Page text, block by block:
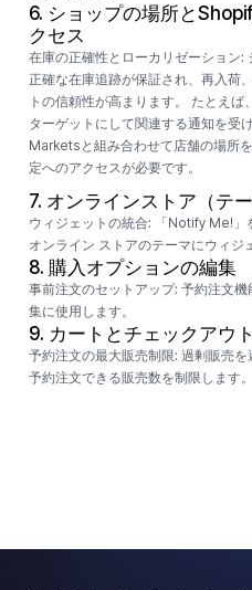
6. ショップの場所と
クセス
在庫の正確性とローカリゼーション:
正確な在庫追跡が保証され、再入荷
トの信頼性が高まります。 たとえ
ターゲットにして関連する通知を受
Marketsと組み合わせて店舗の場所
定へのアクセスが必要です。
7. オンラインストア（テ
ウィジェットの統合: 「Notify Me!」
オンライン ストアのテーマにウィジ
8. 購入オプションの編集
事前注文のセットアップ: 予約注文機
集に使用します。
9. カートとチェックアウ
予約注文の最大販売制限: 過剰販売を
予約注文できる販売数を制限します。